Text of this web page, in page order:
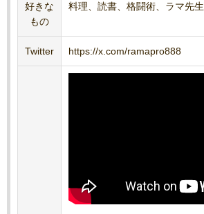
好きな
もの
料理、読書、格闘術、ラマ先生
Twitter https://x.com/ramapro888